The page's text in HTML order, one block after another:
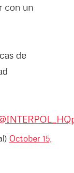
con un
de
October 15,